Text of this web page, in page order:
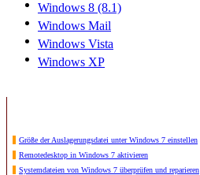
Windows 8 (8.1)
Windows Mail
Windows Vista
Windows XP
Größe der Auslagerungsdatei unter Windows 7 einstellen
Remotedesktop in Windows 7 aktivieren
Systemdateien von Windows 7 überprüfen und reparieren